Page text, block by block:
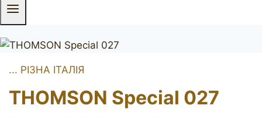
... РІЗНА ІТАЛІЯ
THOMSON Special 027